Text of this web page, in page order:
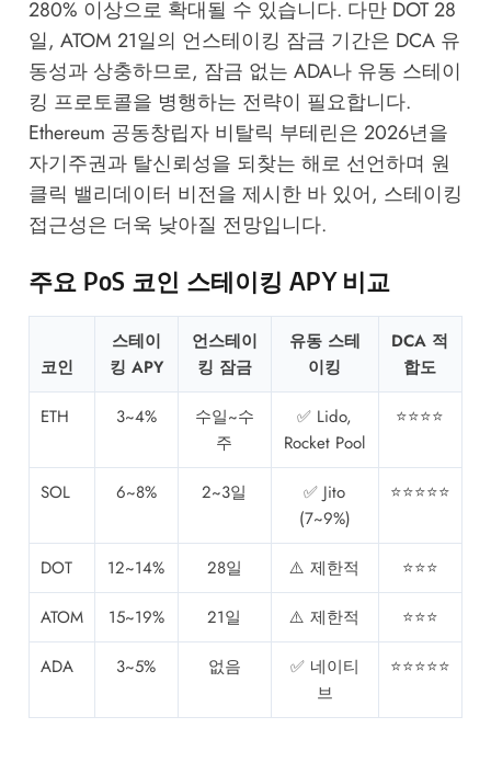
280% 이상으로 확대될 수 있습니다. 다만 DOT 28
일, ATOM 21일의 언스테이킹 잠금 기간은 DCA 유
동성과 상충하므로, 잠금 없는 ADA나 유동 스테이
킹 프로토콜을 병행하는 전략이 필요합니다.
Ethereum 공동창립자 비탈릭 부테린은 2026년을
자기주권과 탈신뢰성을 되찾는 해로 선언하며 원
클릭 밸리데이터 비전을 제시한 바 있어, 스테이킹
접근성은 더욱 낮아질 전망입니다.
주요 PoS 코인 스테이킹 APY 비교
코인
스테이
킹 APY
언스테이
킹 잠금
유동 스테
이킹
DCA 적
합도
ETH 3~4%
수일~수
주
✅ Lido,
Rocket Pool
⭐⭐⭐⭐
SOL 6~8% 2~3일
✅ Jito
(7~9%)
⭐⭐⭐⭐⭐
DOT 12~14% 28일 ⚠️ 제한적 ⭐⭐⭐
ATOM 15~19% 21일 ⚠️ 제한적 ⭐⭐⭐
ADA 3~5% 없음
✅ 네이티
브
⭐⭐⭐⭐⭐